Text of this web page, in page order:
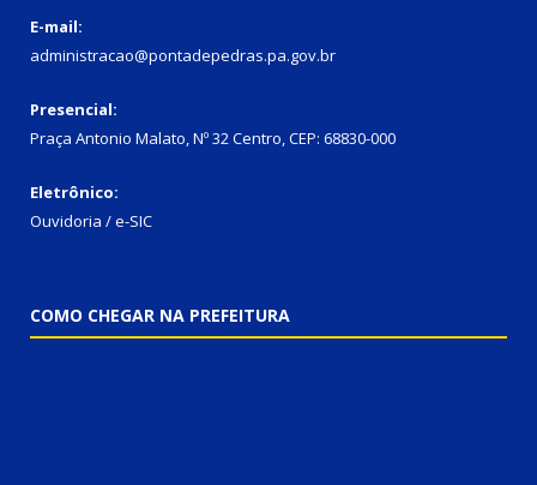
E-mail:
administracao@pontadepedras.pa.gov.br
Presencial:
Praça Antonio Malato, Nº 32 Centro, CEP: 68830-000
Eletrônico:
Ouvidoria / e-SIC
COMO CHEGAR NA PREFEITURA